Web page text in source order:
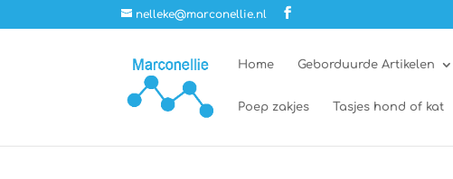
nelleke@marconellie.nl
Home Geborduurde Artikelen
Poep zakjes Tasjes hond of kat